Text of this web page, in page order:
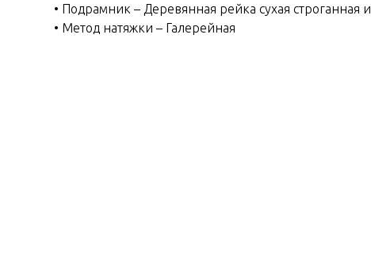
• Подрамник – Деревянная рейка сухая строганная
• Метод натяжки – Галерейная